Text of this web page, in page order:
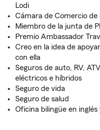
Lodi
Cámara de Comercio de
Miembro de la junta de
Premio Ambassador
Creo en la idea de
con ella
Seguros de auto, RV,
eléctricos e híbridos
Seguro de vida
Seguro de salud
Oficina bilingüe en inglés